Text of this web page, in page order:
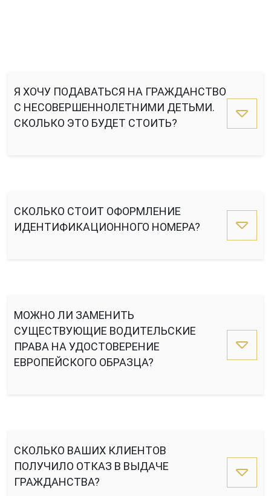
Я ХОЧУ ПОДАВАТЬСЯ НА ГРАЖДАНСТВО
С НЕСОВЕРШЕННОЛЕТНИМИ ДЕТЬМИ.
СКОЛЬКО ЭТО БУДЕТ СТОИТЬ?
СКОЛЬКО СТОИТ ОФОРМЛЕНИЕ
ИДЕНТИФИКАЦИОННОГО НОМЕРА?
МОЖНО ЛИ ЗАМЕНИТЬ
СУЩЕСТВУЮЩИЕ ВОДИТЕЛЬСКИЕ
ПРАВА НА УДОСТОВЕРЕНИЕ
ЕВРОПЕЙСКОГО ОБРАЗЦА?
СКОЛЬКО ВАШИХ КЛИЕНТОВ
ПОЛУЧИЛО ОТКАЗ В ВЫДАЧЕ
ГРАЖДАНСТВА?